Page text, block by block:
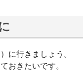
に行きましょう。
おきたいです。